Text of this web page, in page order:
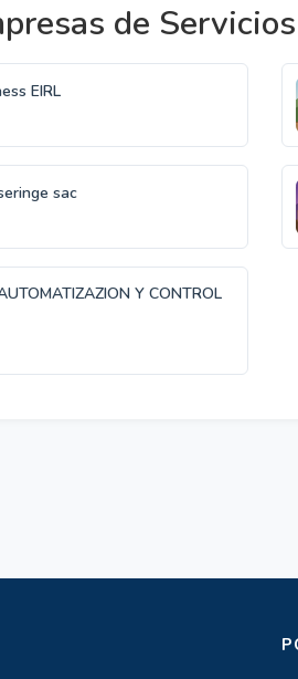
de
EIRL
sac
Y CONTROL